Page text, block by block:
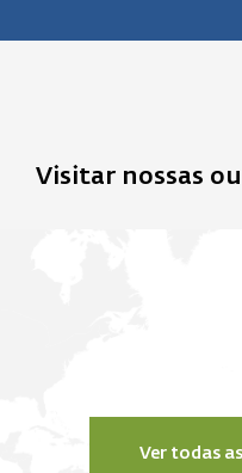
Visitar nossas
Ver todas